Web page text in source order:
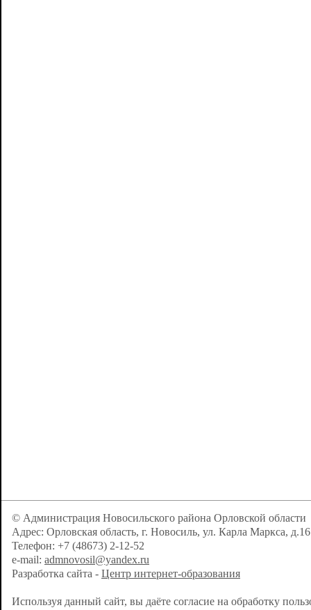
© Администрация Новосильского района Орловской области
Адрес: Орловская область, г. Новосиль, ул. Карла Маркса, д.16
Телефон: +7 (48673) 2-12-52
e-mail: admnovosil@yandex.ru
Разработка сайта - Центр интернет-образования
Используя данный сайт, вы даёте согласие на обработку